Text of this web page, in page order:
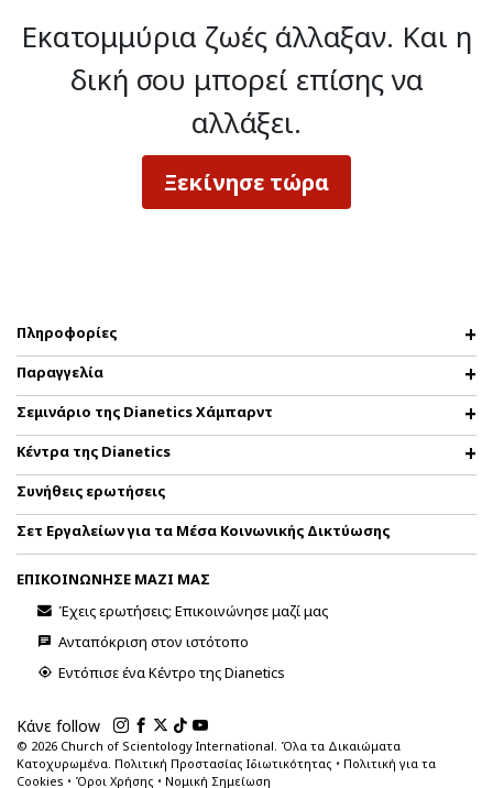
Εκατομμύρια ζωές άλλαξαν. Και η
δική σου μπορεί επίσης να
αλλάξει.
Ξεκίνησε τώρα
Πληροφορίες
Παραγγελία
Σεμινάριο της Dianetics Χάμπαρντ
Κέντρα της Dianetics
Συνήθεις ερωτήσεις
Σετ Εργαλείων για τα Μέσα Κοινωνικής Δικτύωσης
ΕΠΙΚΟΙΝΩΝΗΣΕ ΜΑΖΙ ΜΑΣ
Έχεις ερωτήσεις; Επικοινώνησε μαζί μας
Ανταπόκριση στον ιστότοπο
Εντόπισε ένα Κέντρο της Dianetics
Κάνε follow
© 2026 Church of Scientology International. Όλα τα Δικαιώματα
Κατοχυρωμένα. Πολιτική Προστασίας Ιδιωτικότητας • Πολιτική για τα
Cookies • Όροι Χρήσης • Νομική Σημείωση